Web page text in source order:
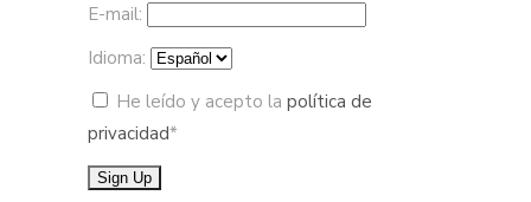
E-mail:
Idioma:
He leído y acepto la política de
privacidad*